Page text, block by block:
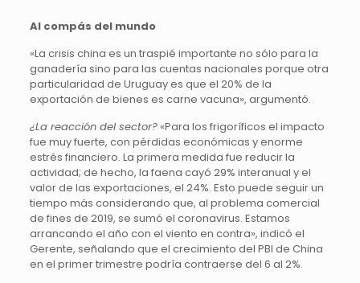
Al compás del mundo
«La crisis china es un traspié importante no sólo para la
ganadería sino para las cuentas nacionales porque otra
particularidad de Uruguay es que el 20% de la
exportación de bienes es carne vacuna», argumentó.
¿La reacción del sector?«Para los frigoríficos el impacto
fue muy fuerte, con pérdidas económicas y enorme
estrés financiero. La primera medida fue reducir la
actividad; de hecho, la faena cayó 29% interanual y el
valor de las exportaciones, el 24%. Esto puede seguir un
tiempo más considerando que, al problema comercial
de fines de 2019, se sumó el coronavirus. Estamos
arrancando el año con el viento en contra», indicó el
Gerente, señalando que el crecimiento del PBI de China
en el primer trimestre podría contraerse del 6 al 2%.